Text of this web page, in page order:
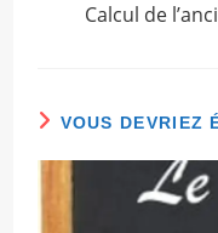
Calcul de
VOUS DEVRIEZ